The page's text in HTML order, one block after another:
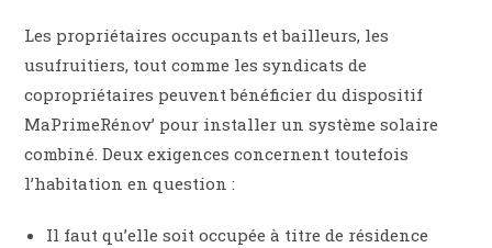
Les propriétaires occupants et bailleurs, les
usufruitiers, tout comme les syndicats de
copropriétaires peuvent bénéficier du dispositif
MaPrimeRénov’ pour installer un système solaire
combiné. Deux exigences concernent toutefois
l’habitation en question :
Il faut qu’elle soit occupée à titre de résidence